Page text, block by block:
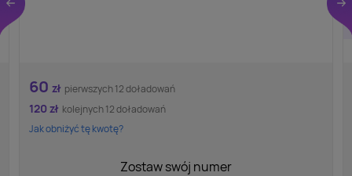
60 zł pierwszych 12 doładowań
120 zł kolejnych 12 doładowań
Jak obniżyć tę kwotę?
Zostaw swój numer